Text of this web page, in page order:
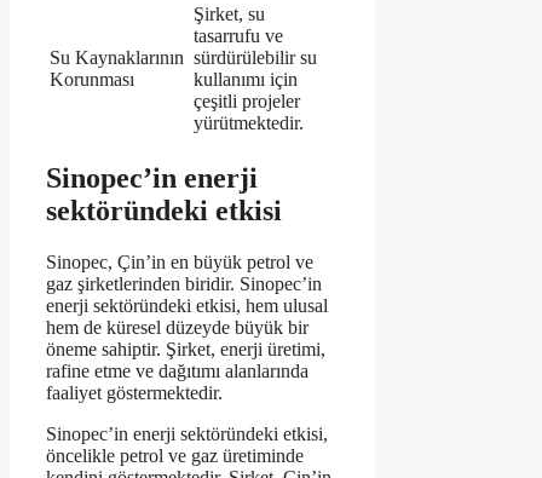
Su Kaynaklarının
Korunması
Şirket, su
tasarrufu ve
sürdürülebilir su
kullanımı için
çeşitli projeler
yürütmektedir.
Sinopec’in enerji
sektöründeki etkisi
Sinopec, Çin’in en büyük petrol ve
gaz şirketlerinden biridir. Sinopec’in
enerji sektöründeki etkisi, hem ulusal
hem de küresel düzeyde büyük bir
öneme sahiptir. Şirket, enerji üretimi,
rafine etme ve dağıtımı alanlarında
faaliyet göstermektedir.
Sinopec’in enerji sektöründeki etkisi,
öncelikle petrol ve gaz üretiminde